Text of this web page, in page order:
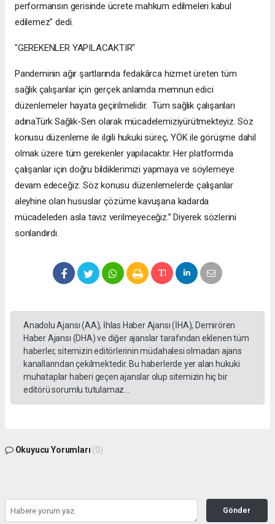
performansın gerisinde ücrete mahkum edilmeleri kabul
edilemez" dedi.
"GEREKENLER YAPILACAKTIR"
Pandeminin ağır şartlarında fedakârca hizmet üreten tüm
sağlık çalışanlar için gerçek anlamda memnun edici
düzenlemeler hayata geçirilmelidir. Tüm sağlık çalışanları
adınaTürk Sağlık-Sen olarak mücadelemiziyürütmekteyiz. Söz
konusu düzenleme ile ilgili hukuki süreç, YÖK ile görüşme dahil
olmak üzere tüm gerekenler yapılacaktır. Her platformda
çalışanlar için doğru bildiklerimizi yapmaya ve söylemeye
devam edeceğiz. Söz konusu düzenlemelerde çalışanlar
aleyhine olan hususlar çözüme kavuşana kadarda
mücadeleden asla taviz verilmeyeceğiz.” Diyerek sözlerini
sonlandırdı.
Anadolu Ajansı (AA), İhlas Haber Ajansı (İHA), Demirören
Haber Ajansı (DHA) ve diğer ajanslar tarafından eklenen tüm
haberler, sitemizin editörlerinin müdahalesi olmadan ajans
kanallarından çekilmektedir. Bu haberlerde yer alan hukuki
muhataplar haberi geçen ajanslar olup sitemizin hiç bir
editörü sorumlu tutulamaz...
Okuyucu Yorumları (0)
Gönder